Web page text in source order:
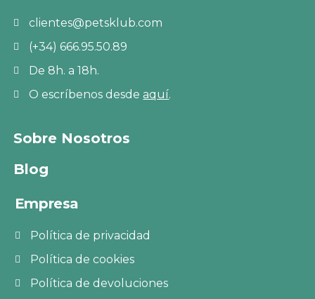
clientes@petsklub.com
(+34) 666.95.50.89
De 8h. a 18h.
O escríbenos desdeaquí.
Sobre Nosotros
Blog
Empresa
Política de privacidad
Política de cookies
Política de devoluciones